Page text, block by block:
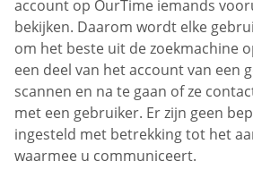
account op OurTime iemands
bekijken. Daarom wordt elke
om het beste uit de zoekmachine
een deel van het account van een
scannen en na te gaan of ze
met een gebruiker. Er zijn geen
ingesteld met betrekking tot het
waarmee u communiceert.